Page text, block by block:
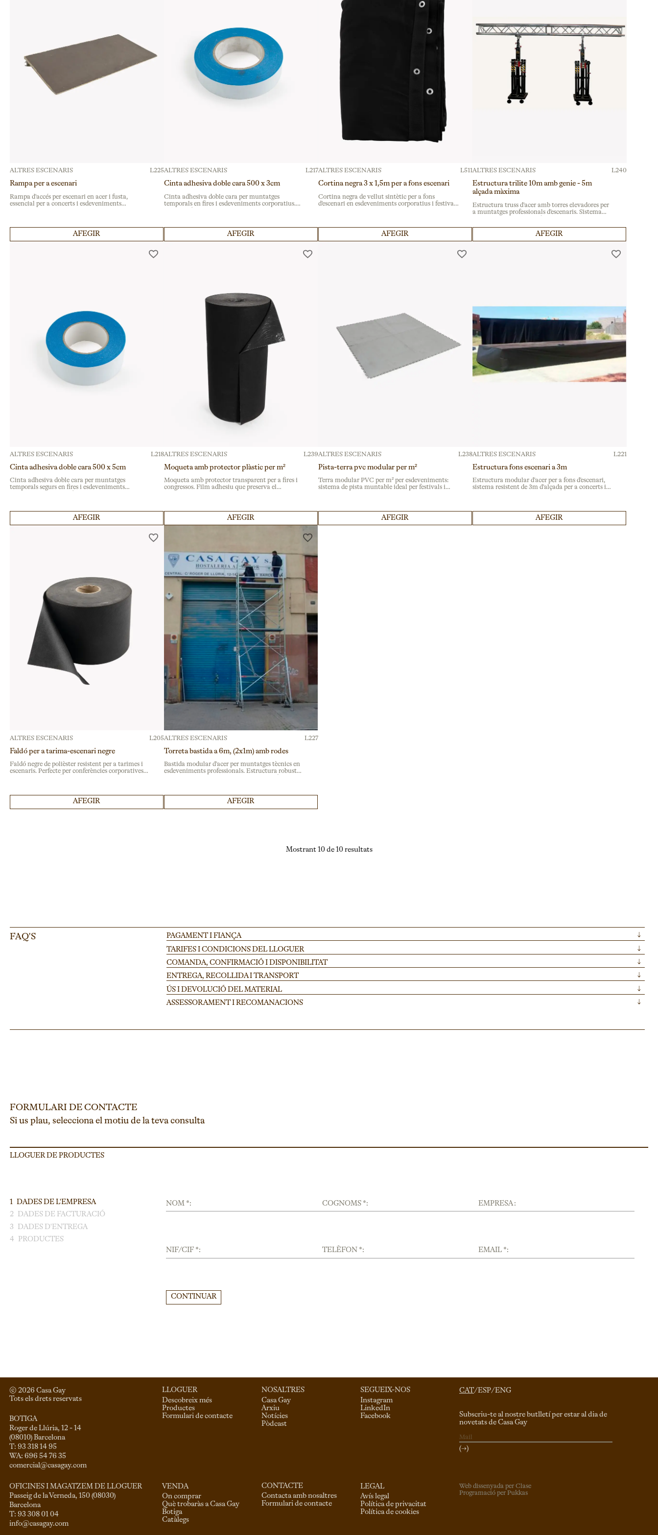
ALTRES ESCENARIS
Rampa per a escenari
Rampa d'accés per escenari en acer i fusta,
essencial per a concerts i esdeveniments
L225
AFEGIR
ALTRES ESCENARIS
Cinta adhesiva doble cara 500 x 3cm
Cinta adhesiva doble cara per muntatges
temporals en fires i esdeveniments corporatius.
L217
AFEGIR
ALTRES ESCENARIS
Cortina negra 3 x 1,5m per a fons escenari
Cortina negra de vellut sintètic per a fons
d'escenari en esdeveniments corporatius i festivals.
L511
AFEGIR
ALTRES ESCENARIS
Estructura trilite 10m amb genie - 5m
alçada màxima
Estructura truss d'acer amb torres elevadores per
a muntatges professionals d'escenaris. Sistema
L240
AFEGIR
ALTRES ESCENARIS
Cinta adhesiva doble cara 500 x 5cm
Cinta adhesiva doble cara per muntatges
temporals segurs en fires i esdeveniments
L218
AFEGIR
ALTRES ESCENARIS
Moqueta amb protector plàstic per m²
Moqueta amb protector transparent per a fires i
congressos. Film adhesiu que preserva el
L239
AFEGIR
ALTRES ESCENARIS
Pista-terra pvc modular per m²
Terra modular PVC per m² per esdeveniments:
sistema de pista muntable ideal per festivals i
L238
AFEGIR
ALTRES ESCENARIS
Estructura fons escenari a 3m
Estructura modular d'acer per a fons d'escenari,
sistema resistent de 3m d'alçada per a concerts i
L221
AFEGIR
ALTRES ESCENARIS
Faldó per a tarima-escenari negre
Faldó negre de polièster resistent per a tarimes i
escenaris. Perfecte per conferències corporatives i
L205
AFEGIR
ALTRES ESCENARIS
Torreta bastida a 6m, (2x1m) amb rodes
Bastida modular d'acer per muntatges tècnics en
esdeveniments professionals. Estructura robusta
L227
AFEGIR
Mostrant 10 de 10 resultats
FAQ'S PAGAMENT I FIANÇA
↓
TARIFES I CONDICIONS DEL LLOGUER
↓
COMANDA, CONFIRMACIÓ I DISPONIBILITAT
↓
ENTREGA, RECOLLIDA I TRANSPORT
↓
ÚS I DEVOLUCIÓ DEL MATERIAL
↓
ASSESSORAMENT I RECOMANACIONS
↓
FORMULARI DE CONTACTE
Si us plau, selecciona el motiu de la teva consulta
LLOGUER DE PRODUCTES
1 DADES DE L'EMPRESA
2
DADES DE FACTURACIÓ
3
DADES D'ENTREGA
4
PRODUCTES
NOM *: COGNOMS *: EMPRESA :
NIF/CIF *: TELÈFON *: EMAIL *:
CONTINUAR
© 2026 Casa Gay
Tots els drets reservats
BOTIGA
Roger de Llúria, 12 - 14
(08010) Barcelona
T: 93 318 14 95
comercial@casagay.com
OFICINES I MAGATZEM DE LLOGUER
Passeig de la Verneda, 150 (08030)
Barcelona
T: 93 308 01 04
info@casagay.com
LLOGUER
Descobreix més
Productes
Formulari de contacte
VENDA
On comprar
Què trobaràs a Casa Gay
Botiga
Catàlegs
NOSALTRES
Casa Gay
Arxiu
Notícies
Pòdcast
CONTACTE
Contacta amb nosaltres
Formulari de contacte
SEGUEIX-NOS
Instagram
LinkedIn
Facebook
LEGAL
Avís legal
Política de privacitat
Política de cookies
CAT/ESP/ENG
Subscriu-te al nostre butlletí per estar al dia de
novetats de Casa Gay
(→)
Web dissenyada per Clase
Programació per Pukkas